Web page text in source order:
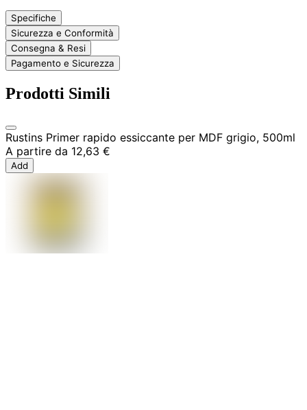
Specifiche
Sicurezza e Conformità
Consegna & Resi
Pagamento e Sicurezza
Prodotti Simili
Rustins Primer rapido essiccante per MDF grigio, 500ml
A partire da 12,63 €
Add